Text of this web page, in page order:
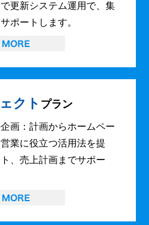
更新システム運用で、集
ポートします。
クト プラン
画：計画からホームペー
業に役立つ活用法を提
、売上計画までサポー